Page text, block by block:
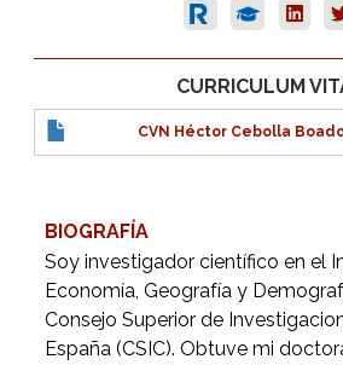
CURRICULUM
CVN Héctor Cebolla
BIOGRAFÍA
Soy investigador científico en el
Economía, Geografía y
Consejo Superior de
España (CSIC). Obtuve mi